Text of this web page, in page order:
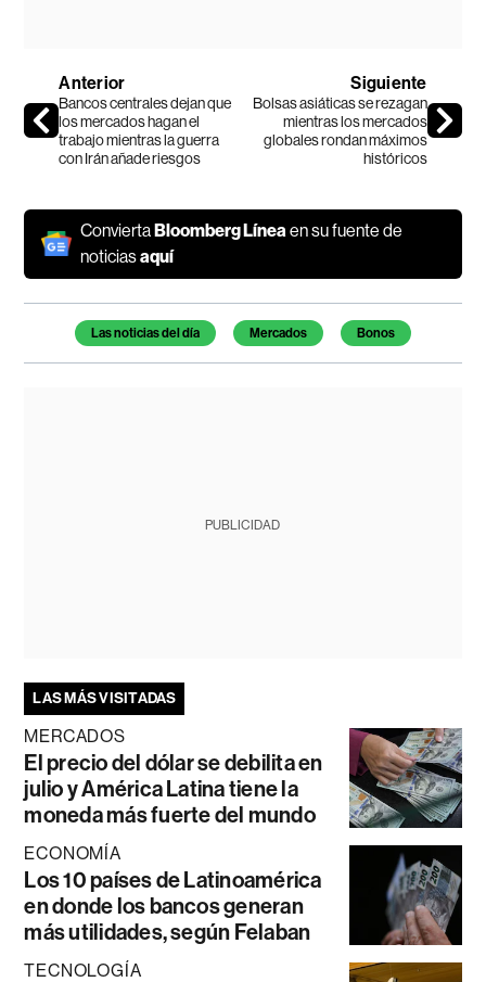
Anterior
Bancos centrales dejan que
los mercados hagan el
trabajo mientras la guerra
con Irán añade riesgos
Siguiente
Bolsas asiáticas se rezagan
mientras los mercados
globales rondan máximos
históricos
ConviertaBloomberg Línea en su fuente de
noticiasaquí
Temas de este artículo
Las noticias del día Mercados Bonos
PUBLICIDAD
LAS MÁS VISITADAS
MERCADOS
El precio del dólar se debilita en
julio y América Latina tiene la
moneda más fuerte del mundo
ECONOMÍA
Los 10 países de Latinoamérica
en donde los bancos generan
más utilidades, según Felaban
TECNOLOGÍA